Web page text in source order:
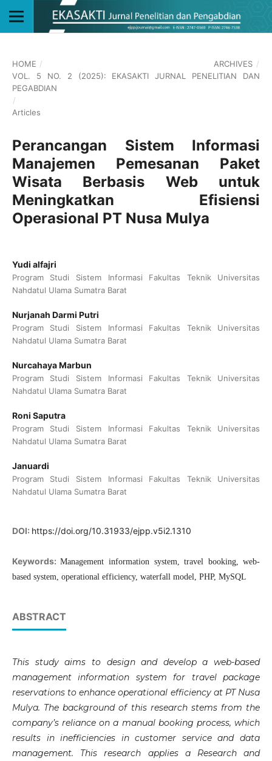
HOME / ARCHIVES /
VOL. 5 NO. 2 (2025): EKASAKTI JURNAL PENELITIAN DAN
PEGABDIAN
/
Articles
Perancangan Sistem Informasi
Manajemen Pemesanan Paket
Wisata Berbasis Web untuk
Meningkatkan Efisiensi
Operasional PT Nusa Mulya
Yudi alfajri
Program Studi Sistem Informasi Fakultas Teknik Universitas
Nahdatul Ulama Sumatra Barat
Nurjanah Darmi Putri
Program Studi Sistem Informasi Fakultas Teknik Universitas
Nahdatul Ulama Sumatra Barat
Nurcahaya Marbun
Program Studi Sistem Informasi Fakultas Teknik Universitas
Nahdatul Ulama Sumatra Barat
Roni Saputra
Program Studi Sistem Informasi Fakultas Teknik Universitas
Nahdatul Ulama Sumatra Barat
Januardi
Program Studi Sistem Informasi Fakultas Teknik Universitas
Nahdatul Ulama Sumatra Barat
DOI: https://doi.org/10.31933/ejpp.v5i2.1310
Keywords:Management information system, travel booking, web-
based system, operational efficiency, waterfall model, PHP, MySQL
ABSTRACT
This study aims to design and develop a web-based
management information system for travel package
reservations to enhance operational efficiency at PT Nusa
Mulya. The background of this research stems from the
company’s reliance on a manual booking process, which
results in inefficiencies in customer service and data
management. This research applies a Research and